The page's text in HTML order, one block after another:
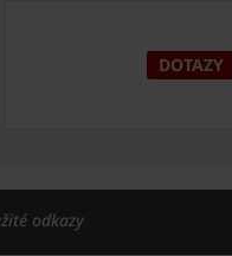
DOTAZY
odkazy